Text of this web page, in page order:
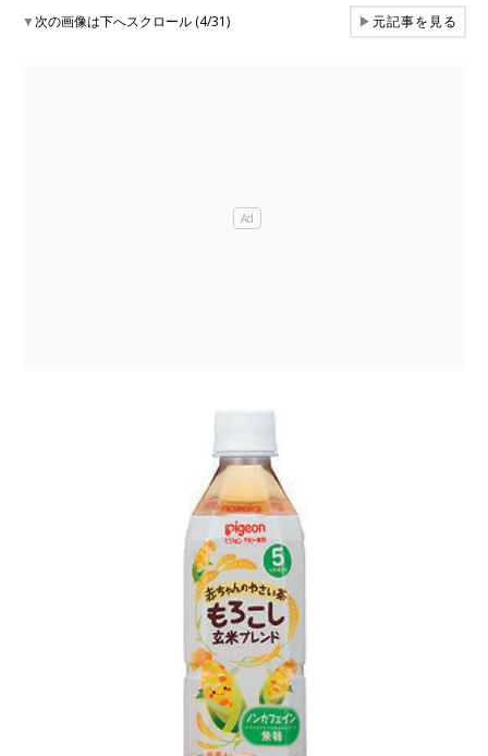
▼次の画像は下へスクロール (4/31) ▶元記事を見る